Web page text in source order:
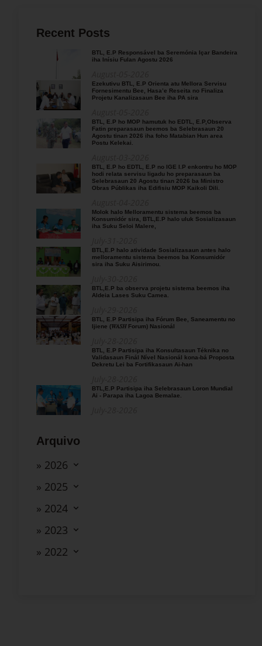
Recent Posts
BTL, E.P Responsável ba Seremónia Içar Bandeira
iha Inísiu Fulan Agostu 2026
Ezekutivu BTL, E.P Orienta atu Mellora Servisu
Fornesimentu Bee, Hasa’e Reseita no Finaliza
Projetu Kanalizasaun Bee iha PA sira
BTL, E.P ho MOP hamutuk ho EDTL, E.P,Observa
Fatin preparasaun beemos ba Selebrasaun 20
Agostu tinan 2026 iha foho Matabian Hun area
Postu Kelekai.
BTL, E.P ho EDTL, E.P no IGE I.P enkontru ho MOP
hodi relata servisu ligadu ho preparasaun ba
Selebrasaun 20 Agostu tinan 2026 ba Ministro
Obras Públikas iha Edifisiu MOP Kaikoli Dili.
Molok halo Melloramentu sistema beemos ba
Konsumidór sira, BTL,E.P halo uluk Sosializasaun
iha Suku Seloi Malere,
BTL,E.P halo atividade Sosializasaun antes halo
melloramentu sistema beemos ba Konsumidór
sira iha Suku Aisirimou.
BTL,E.P ba observa projetu sistema beemos iha
Aldeia Lases Suku Camea.
BTL, E.P Partisipa iha Fórum Bee, Saneamentu no
Ijiene (𝑊𝐴𝑆𝐻 Forum) Nasionál
BTL, E.P Partisipa iha Konsultasaun Téknika no
Validasaun Finál Nível Nasionál kona-bá Proposta
Dekretu Lei ba Fortifikasaun Ai-han
BTL,E.P Partisipa iha Selebrasaun Loron Mundial
Ai - Parapa iha Lagoa Bemalae.
Arquivo
» 2026
» 2025
» 2024
» 2023
» 2022